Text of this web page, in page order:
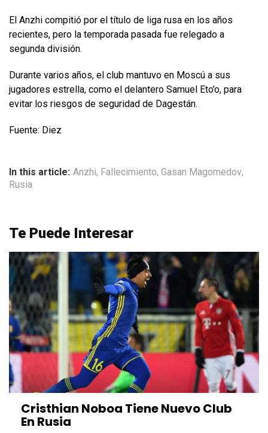
El Anzhi compitió por el título de liga rusa en los años
recientes, pero la temporada pasada fue relegado a
segunda división.
Durante varios años, el club mantuvo en Moscú a sus
jugadores estrella, como el delantero Samuel Eto’o, para
evitar los riesgos de seguridad de Dagestán.
Fuente: Diez
In this article: Anzhi, Fallecimiento, Gasan Magomedov,
Rusia
Te Puede Interesar
Cristhian Noboa Tiene Nuevo Club
En Rusia